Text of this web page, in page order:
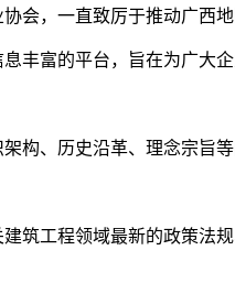
会，一直致厉于推动广西
丰富的平台，旨在为广大
构、历史沿革、理念宗旨
筑工程领域最新的政策法